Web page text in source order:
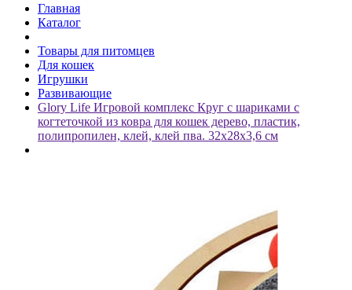
Главная
Каталог
Товары для питомцев
Для кошек
Игрушки
Развивающие
Glory Life Игровой комплекс Круг с шариками c
когтеточкой из ковра для кошек дерево, пластик,
полипропилен, клей, клей пва. 32х28х3,6 см